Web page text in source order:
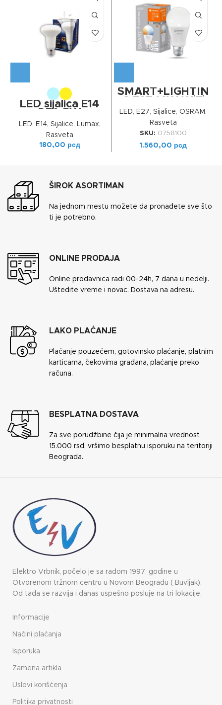
LED sijalica E14
LED, E14, Sijalice, Lumax,
Rasveta
180,00 рсд
SMART+LIGHTIN
TUNABLE WHITE
LED, E27, Sijalice, OSRAM ,
Rasveta
SKU: 0758100
1.560,00 рсд
ŠIROK ASORTIMAN
Na jednom mestu možete da pronađete sve što
ti je potrebno.
ONLINE PRODAJA
Online prodavnica radi 00-24h, 7 dana u nedelji.
Uštedite vreme i novac. Dostava na adresu.
LAKO PLAĆANJE
Plaćanje pouzećem, gotovinsko plaćanje, platnim
karticama, čekovima građana, plaćanje preko
računa.
BESPLATNA DOSTAVA
Za sve porudžbine čija je minimalna vrednost
15.000 rsd, vršimo besplatnu isporuku na teritoriji
Beograda.
Elektro Vrbnik, počelo je sa radom 1997. godine u
Otvorenom tržnom centru u Novom Beogradu ( Buvljak).
Od tada se razvija i danas uspešno posluje na tri lokacije.
Informacije
Načini plaćanja
Isporuka
Zamena artikla
Uslovi korišćenja
Politika privatnosti